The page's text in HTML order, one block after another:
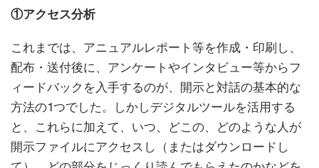
①アクセス分析
これまでは、アニュアルレポート等を作成・印刷し、
配布・送付後に、アンケートやインタビュー等からフ
ィードバックを入手するのが、開示と対話の基本的な
方法の1つでした。しかしデジタルツールを活用する
と、これらに加えて、いつ、どこの、どのような人が
開示ファイルにアクセスし（またはダウンロードし